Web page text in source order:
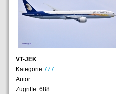
VT-JEK
Kategorie777
Autor:
Zugriffe: 688